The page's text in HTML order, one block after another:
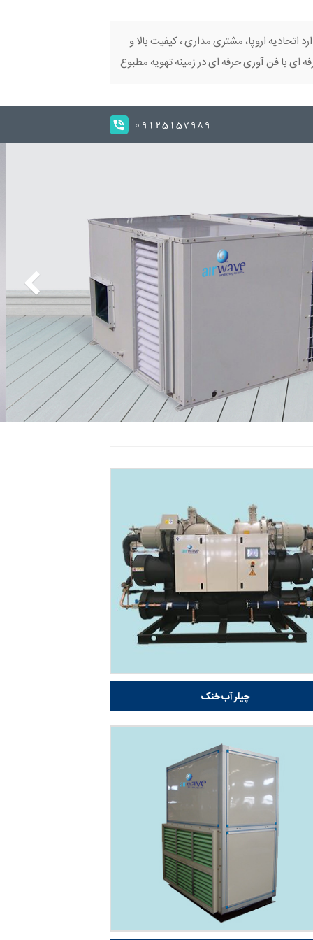
اتحادیه اروپا، مشتری مداری ، کیفیت بالا و
ای با فن آوری حرفه ای در زمینه تهویه مطبوع
09125157989
چیلر آب خنک